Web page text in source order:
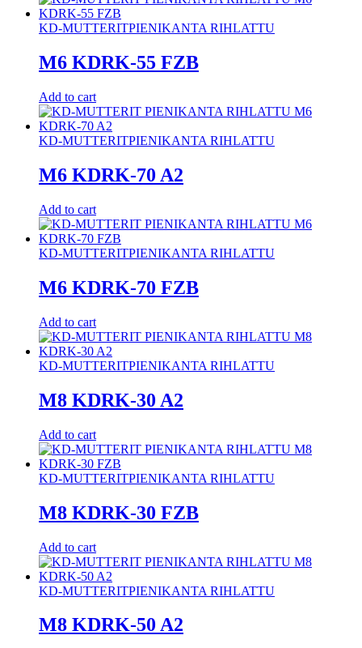
KD-MUTTERITPIENIKANTA RIHLATTU
M6 KDRK-55 FZB
Add to cart
KD-MUTTERITPIENIKANTA RIHLATTU
M6 KDRK-70 A2
Add to cart
KD-MUTTERITPIENIKANTA RIHLATTU
M6 KDRK-70 FZB
Add to cart
KD-MUTTERITPIENIKANTA RIHLATTU
M8 KDRK-30 A2
Add to cart
KD-MUTTERITPIENIKANTA RIHLATTU
M8 KDRK-30 FZB
Add to cart
KD-MUTTERITPIENIKANTA RIHLATTU
M8 KDRK-50 A2